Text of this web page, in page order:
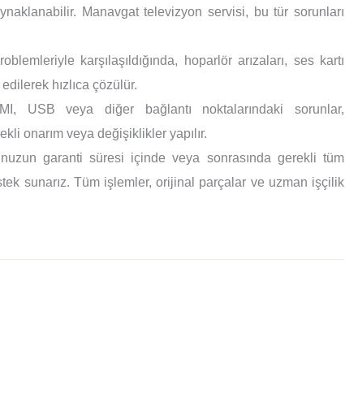
Manavgat televizyon servisi, bu tür sorunları
karşılaşıldığında, hoparlör arızaları, ses kartı
hızlıca çözülür.
USB veya diğer bağlantı noktalarındaki sorunlar,
onarım veya değişiklikler yapılır.
garanti süresi içinde veya sonrasında gerekli tüm
sunarız. Tüm işlemler, orijinal parçalar ve uzman işçilik